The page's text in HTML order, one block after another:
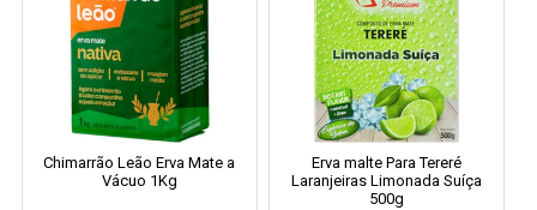
Chimarrão Leão Erva Mate a
Vácuo 1Kg
Erva malte Para Tereré
Laranjeiras Limonada Suíça
500g